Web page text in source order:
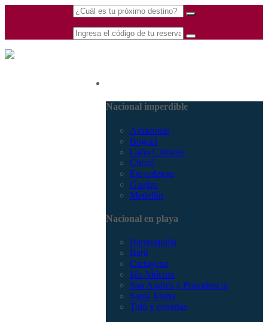
Nacional imperdible
Amazonas
Bogotá
Caño Cristales
Chocó
Eje cafetero
Guajira
Medellín
Nacional en playa
Barranquilla
Barú
Cartagena
Isla Múcura
San Andrés y Providencia
Santa Marta
Tolú y coveñas